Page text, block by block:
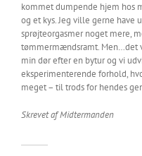
kommet dumpende hjem hos
og et kys. Jeg ville gerne have
sprøjteorgasmer noget mere,
tømmermændsramt. Men…det
min dør efter en bytur og vi
eksperimenterende forhold,
meget – til trods for hendes
Skrevet af Midtermanden